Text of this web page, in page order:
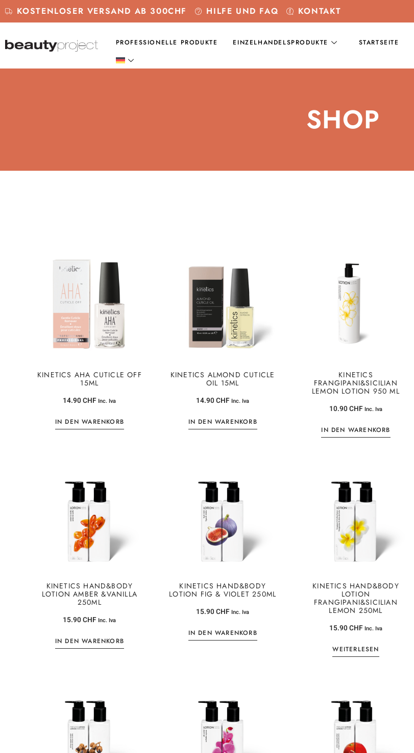
KOSTENLOSER VERSAND AB 300CHF HILFE UND FAQ KONTAKT
PROFESSIONELLE PRODUKTE EINZELHANDELSPRODUKTE STARTSEITE
SHOP
KINETICS AHA CUTICLE OFF
15ML
14.90CHF Inc. Iva
IN DEN WARENKORB
KINETICS ALMOND CUTICLE
OIL 15ML
14.90CHFInc. Iva
IN DEN WARENKORB
KINETICS
FRANGIPANI&SICILIAN
LEMON LOTION 950 ML
10.90CHFInc. Iva
IN DEN WARENKORB
KINETICS HAND&BODY
LOTION AMBER &VANILLA
250ML
15.90CHF Inc. Iva
IN DEN WARENKORB
KINETICS HAND&BODY
LOTION FIG & VIOLET 250ML
15.90CHFInc. Iva
IN DEN WARENKORB
KINETICS HAND&BODY
LOTION
FRANGIPANI&SICILIAN
LEMON 250ML
15.90CHFInc. Iva
WEITERLESEN